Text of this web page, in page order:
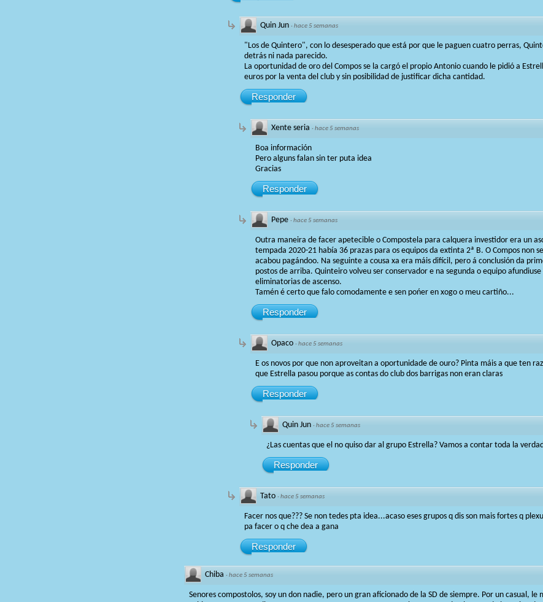
Quin Jun ·hace 5 semanas
"Los de Quintero", con lo desesperado que está por que le paguen cuatro perras,
detrás ni nada parecido.
La oportunidad de oro del Compos se la cargó el propio Antonio cuando le pidió a
euros por la venta del club y sin posibilidad de justificar dicha cantidad.
Responder
Xente seria ·hace 5 semanas
Boa información
Pero alguns falan sin ter puta idea
Gracias
Responder
Pepe ·hace 5 semanas
Outra maneira de facer apetecible o Compostela para calquera investidor era un
tempada 2020-21 había 36 prazas para os equipos da extinta 2ª B. O Compos non
acabou pagándoo. Na seguinte a cousa xa era máis difícil, pero á conclusión da
postos de arriba. Quinteiro volveu ser conservador e na segunda o equipo
eliminatorias de ascenso.
Tamén é certo que falo comodamente e sen pońer en xogo o meu cartiño...
Responder
Opaco ·hace 5 semanas
E os novos por que non aproveitan a oportunidade de ouro? Pinta máis a que ten
que Estrella pasou porque as contas do club dos barrigas non eran claras
Responder
Quin Jun ·hace 5 semanas
¿Las cuentas que el no quiso dar al grupo Estrella? Vamos a contar toda la
Responder
Tato ·hace 5 semanas
Facer nos que??? Se non tedes pta idea...acaso eses grupos q dis son mais fortes q
pa facer o q che dea a gana
Responder
Chiba ·hace 5 semanas
Senores compostolos, soy un don nadie, pero un gran aficionado de la SD de siempre. Por un casual, le